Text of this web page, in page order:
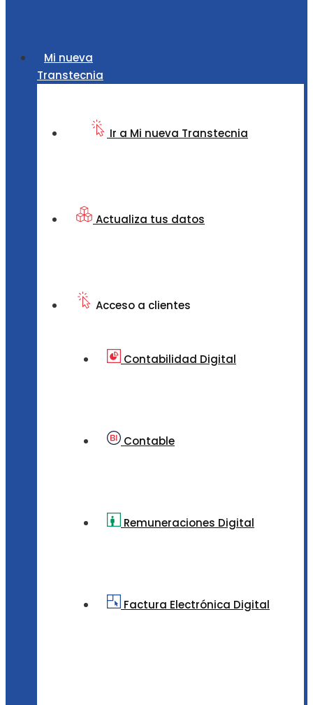
Mi nueva
Transtecnia
Ir a Mi nueva Transtecnia
Actualiza tus datos
Acceso a clientes
Contabilidad Digital
Contable
Remuneraciones Digital
Factura Electrónica Digital